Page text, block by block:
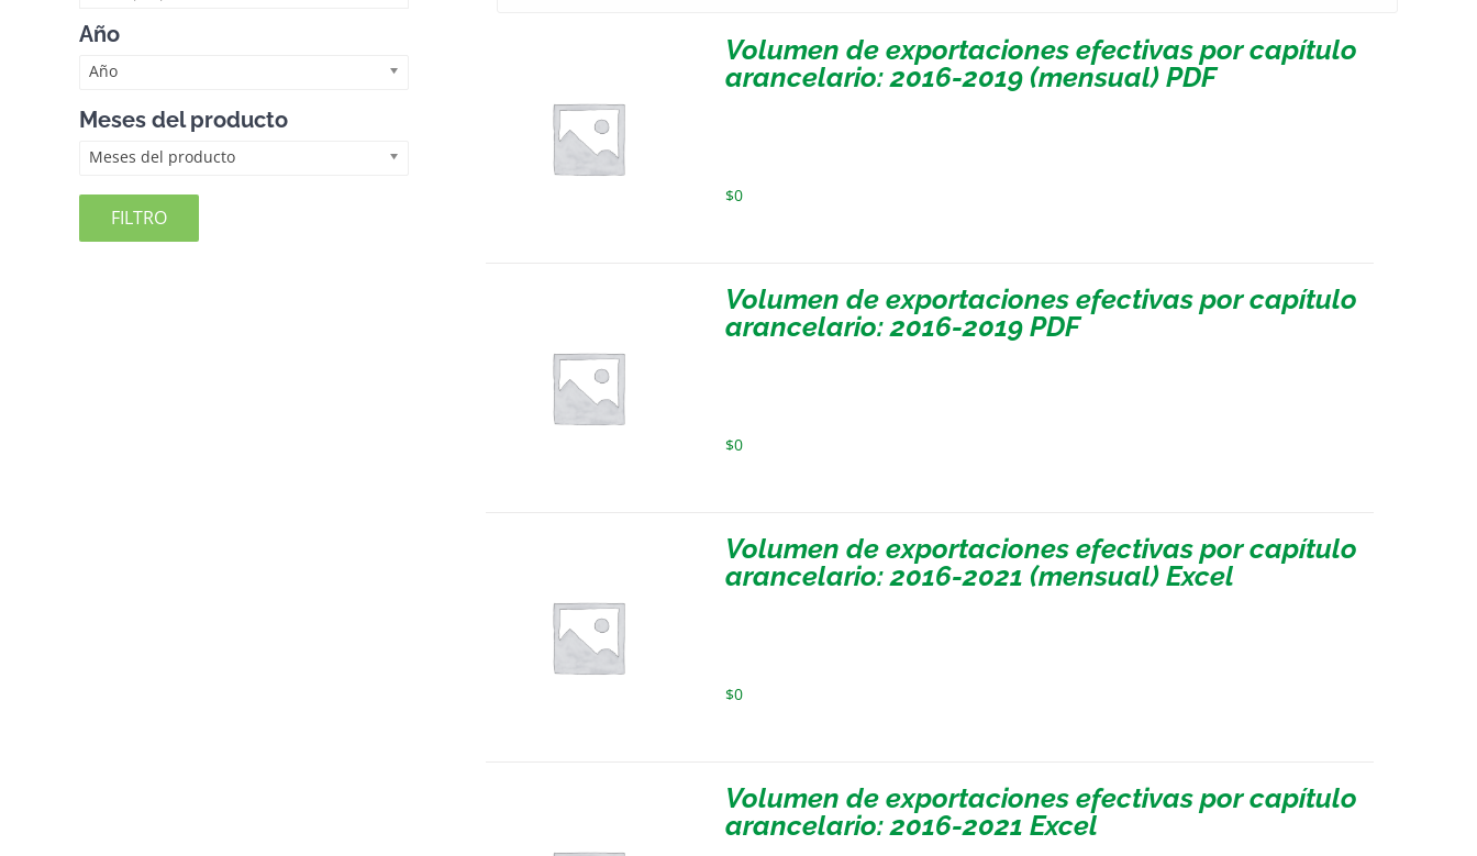
Volumen de exportaciones efectivas por capítulo
arancelario: 2016-2019 (mensual) PDF
$0
Volumen de exportaciones efectivas por capítulo
arancelario: 2016-2019 PDF
$0
Volumen de exportaciones efectivas por capítulo
arancelario: 2016-2021 (mensual) Excel
$0
Volumen de exportaciones efectivas por capítulo
arancelario: 2016-2021 Excel
Año
Año
Meses del producto
Meses del producto
FILTRO